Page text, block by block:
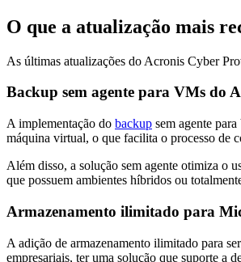
O que a atualização mais
As últimas atualizações do Acronis Cyber
Backup sem agente para VMs do
A implementação do backup sem agente
máquina virtual, o que facilita o processo de
Além disso, a solução sem agente otimiza o
que possuem ambientes híbridos ou
Armazenamento ilimitado para
A adição de armazenamento ilimitado para
empresariais, ter uma solução que suporte a